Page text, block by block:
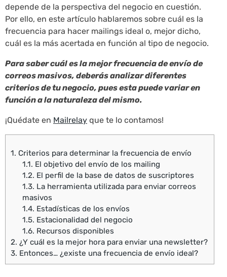
depende de la perspectiva del negocio en cuestión.
Por ello, en este artículo hablaremos sobre cuál es la
frecuencia para hacer mailings ideal o, mejor dicho,
cuál es la más acertada en función al tipo de negocio.
Para saber cuál es la mejor frecuencia de envío de
correos masivos, deberás analizar diferentes
criterios de tu negocio, pues esta puede variar en
función a la naturaleza del mismo.
¡Quédate en Mailrelay que te lo contamos!
1. Criterios para determinar la frecuencia de envío
1.1. El objetivo del envío de los mailing
1.2. El perfil de la base de datos de suscriptores
1.3. La herramienta utilizada para enviar correos
masivos
1.4. Estadísticas de los envíos
1.5. Estacionalidad del negocio
1.6. Recursos disponibles
2. ¿Y cuál es la mejor hora para enviar una newsletter?
3. Entonces… ¿existe una frecuencia de envío ideal?